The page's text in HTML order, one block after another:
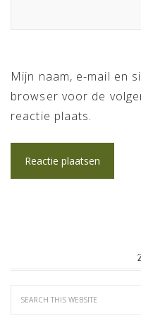
Mijn naam, e-mail en
browser voor de
reactie plaats.